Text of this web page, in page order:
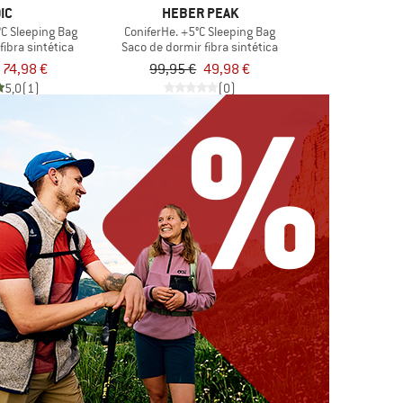
Sleeping Bag
sintética
74,98 €
5,0(1)
HEBER PEAK
ConiferHe. +5°C Sleeping Bag
Saco de dormir fibra sintética
99,95 € 49,98 €
(0)